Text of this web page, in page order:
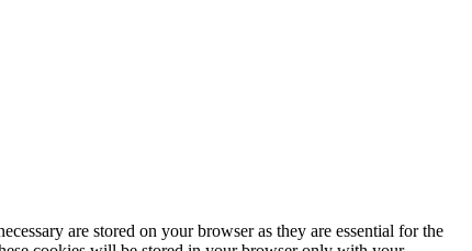
are stored on your browser as they are essential for the